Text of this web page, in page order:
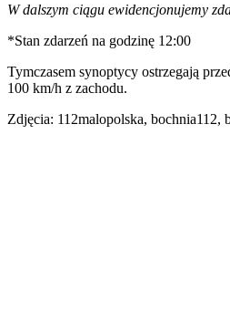
W dalszym ciągu ewidencjonujemy
*Stan zdarzeń na godzinę 12:00
Tymczasem synoptycy ostrzegają
100 km/h z zachodu.
Zdjęcia: 112malopolska, bochnia112,